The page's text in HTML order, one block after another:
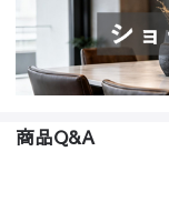
商品Q&A